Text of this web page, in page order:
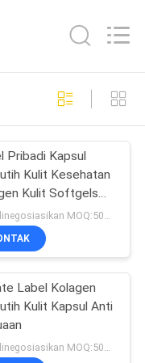
203
67
Pribadi Kapsul
Kulit Kesehatan
Kulit Softgels
Bisa dinegosiasikan MOQ:50000 softgel
Label Kolagen
Kulit Kapsul Anti